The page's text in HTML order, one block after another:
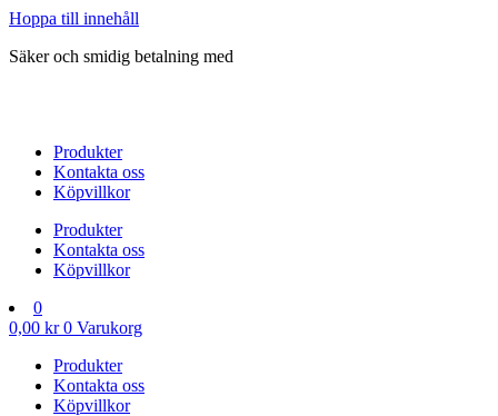
Hoppa till innehåll
Säker och smidig betalning med
Produkter
Kontakta oss
Köpvillkor
Produkter
Kontakta oss
Köpvillkor
0
0,00 kr 0 Varukorg
Produkter
Kontakta oss
Köpvillkor